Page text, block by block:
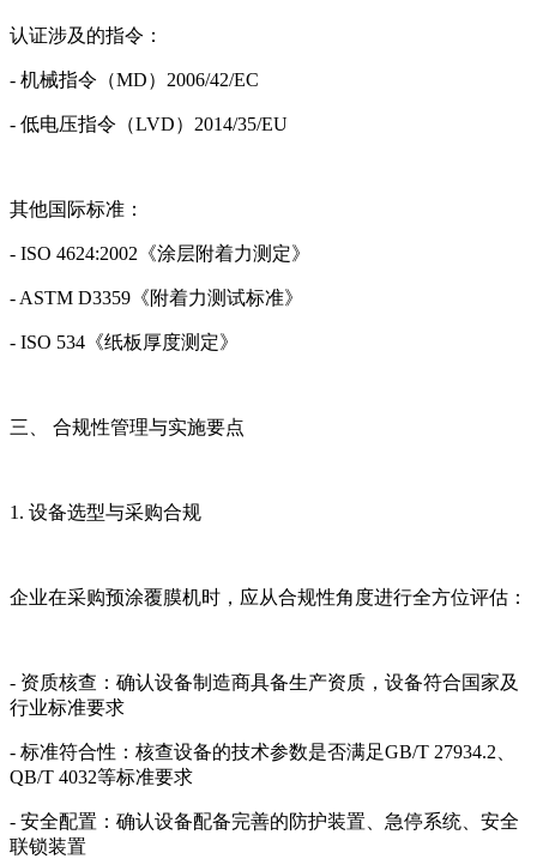
认证涉及的指令：
- 机械指令（MD）2006/42/EC
- 低电压指令（LVD）2014/35/EU
其他国际标准：
- ISO 4624:2002《涂层附着力测定》
- ASTM D3359《附着力测试标准》
- ISO 534《纸板厚度测定》
三、 合规性管理与实施要点
1. 设备选型与采购合规
企业在采购预涂覆膜机时，应从合规性角度进行全方位评估：
- 资质核查：确认设备制造商具备生产资质，设备符合国家及
行业标准要求
- 标准符合性：核查设备的技术参数是否满足GB/T 27934.2、
QB/T 4032等标准要求
- 安全配置：确认设备配备完善的防护装置、急停系统、安全
联锁装置